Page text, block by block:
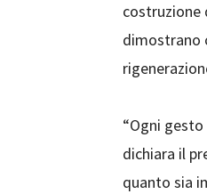
costruzione
dimostrano
“Ogni
dichiara il
quanto sia